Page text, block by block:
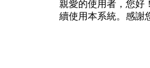
親愛的使用者，您好
續使用本系統。感謝